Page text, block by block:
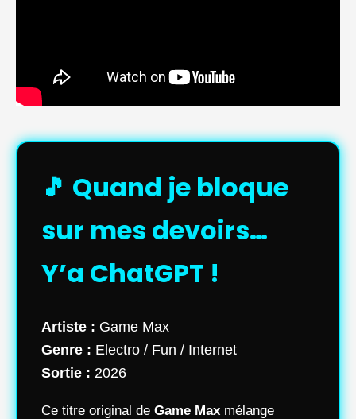
🎵 Quand je bloque
sur mes devoirs…
Y’a ChatGPT !
Artiste : Game Max
Genre : Electro / Fun / Internet
Sortie : 2026
Ce titre original de Game Max mélange